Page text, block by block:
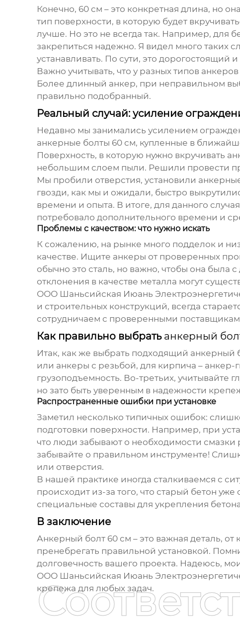
Конечно, 60 см – это конкретная длина, но
тип поверхности, в которую будет
лучше. Но это не всегда так. Например, для
закрепиться надежно. Я видел много таких
устанавливать. По сути, это дорогостоящий
Важно учитывать, что у разных типов анкеров
Более длинный анкер, при неправильном
правильно подобранный.
Реальный случай: усиление
Недавно мы занимались усилением
анкерные болты 60 см, купленные в
Поверхность, в которую нужно вкручивать
небольшим слоем пыли. Решили провести
Мы пробили отверстия, установили
гвозди, как мы и ожидали, быстро
времени и опыта. В итоге, для данного
потребовало дополнительного времени и
Проблемы с качеством: что нужно искать
К сожалению, на рынке много подделок и
качестве. Ищите анкеры от проверенных
обычно это сталь, но важно, чтобы она была
отклонения в качестве металла могут
ООО Шаньсийская Июань
и строительных конструкций, всегда
сотрудничаем с проверенными
Как правильно выбрать анкерный
Итак, как же выбрать подходящий анкерный
или анкеры с резьбой, для кирпича –
грузоподъемность. Во-третьих, учитывайте
но зато быть уверенным в надежности
Распространенные ошибки при установке
Заметил несколько типичных ошибок:
подготовки поверхности. Например, при
что люди забывают о необходимости смазки
забывайте о правильном инструменте!
или отверстия.
В нашей практике иногда сталкиваемся с
происходит из-за того, что старый бетон
специальные составы для укрепления
В заключение
Анкерный болт 60 см – это важная деталь,
пренебрегать правильной установкой.
долговечность вашего проекта. Надеюсь,
ООО Шаньсийская Июань
крепежа для любых задач.